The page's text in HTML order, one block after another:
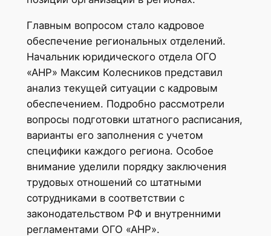
Главным вопросом стало кадровое
обеспечение региональных отделений.
Начальник юридического отдела ОГО
«АНР» Максим Колесников представил
анализ текущей ситуации с кадровым
обеспечением. Подробно рассмотрели
вопросы подготовки штатного расписания,
варианты его заполнения с учетом
специфики каждого региона. Особое
внимание уделили порядку заключения
трудовых отношений со штатными
сотрудниками в соответствии с
законодательством РФ и внутренними
регламентами ОГО «АНР».